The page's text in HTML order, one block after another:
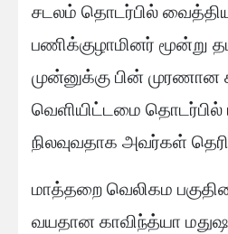
சடலம் தொடர்பில்
பணிக்குழாமினர் மூன்று
முன்னுக்கு பின்
வெளியிட்டமை
நிலவுவதாக அவர்கள்
மாத்தறை வெலிகம
வயதான காவிந்த்யா